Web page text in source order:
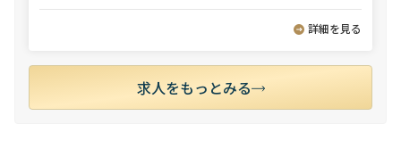
詳細を見る
求人をもっとみる